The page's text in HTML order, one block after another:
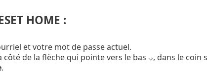
HOME :
et votre mot de passe actuel.
côté de la flèche qui pointe vers le bas ⌵, dans le
.